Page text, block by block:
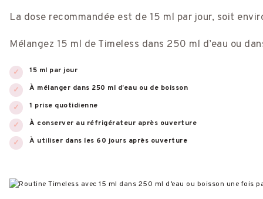
La dose recommandée est de 15 ml par jour, soit
Mélangez 15 ml de Timeless dans 250 ml d’eau ou
15 ml par jour
À mélanger dans 250 ml d’eau ou de boisson
1 prise quotidienne
À conserver au réfrigérateur après ouverture
À utiliser dans les 60 jours après ouverture